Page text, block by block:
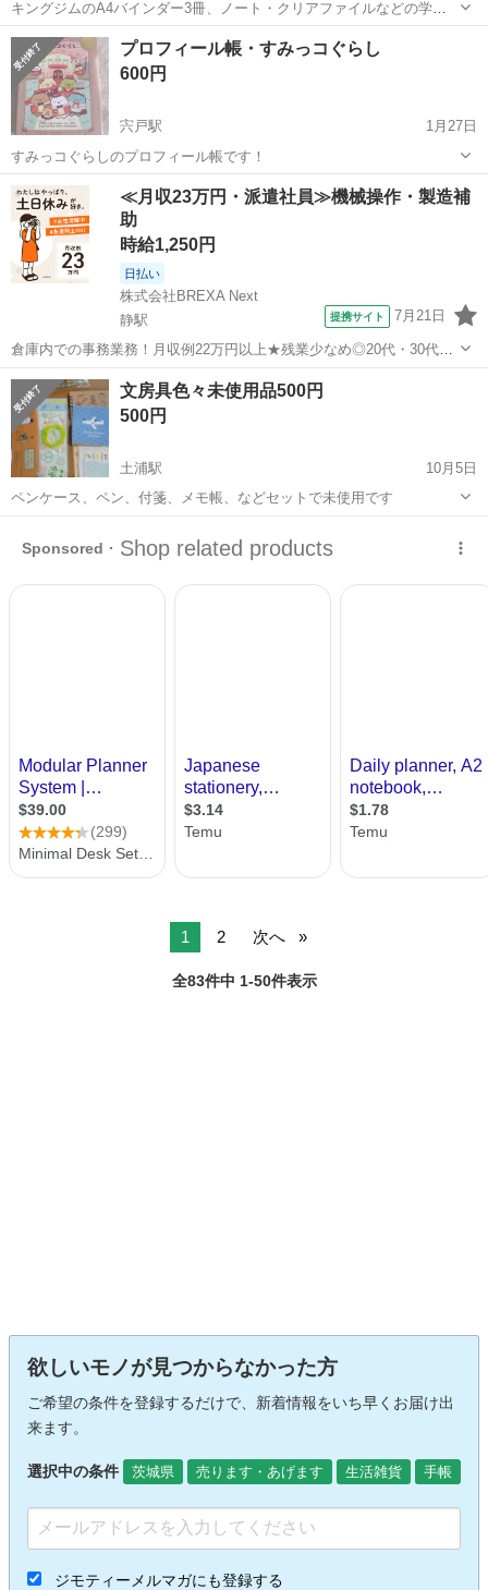
キングジムのA4バインダー3冊、ノート・クリアファイルなどの学習
用のもの詰め合わせセット 新品がほとんどですので、学生さんやお子
さんようにどうぞ
茨城 牛久市 手帳 バインダー
プロフィール帳・すみっコぐらし
600円
宍戸駅
1月27日
すみっコぐらしのプロフィール帳です！
茨城 笠間市 宍戸駅 手帳 すみっコぐらし
≪月収23万円・派遣社員≫機械操作・製造補
助
時給1,250円
日払い
株式会社BREXA Next
静駅
提携サイト 7月21日
倉庫内での事務業務！月収例22万円以上★残業少なめ◎20代・30代・
40代の男女活躍中！空調完備で快適作業★食堂利用可◎マイカー通勤
OK◎無料駐車場完備！《茨城県常陸大宮市》 人気の工場のお仕事 ◇
電子部品製造倉庫内の事務...
茨城 常陸大宮市 静駅 その他
文房具色々未使用品500円
500円
土浦駅
10月5日
ペンケース、ペン、付箋、メモ帳、などセットで未使用です
1 2 次へ
全83件中 1-50件表示
欲しいモノが見つからなかった方
ご希望の条件を登録するだけで、新着情報をいち早くお届け出
来ます。
選択中の条件 茨城県 売ります・あげます 生活雑貨 手帳
ジモティーメルマガにも登録する